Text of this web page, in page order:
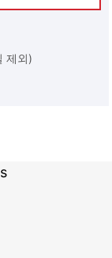
제외)